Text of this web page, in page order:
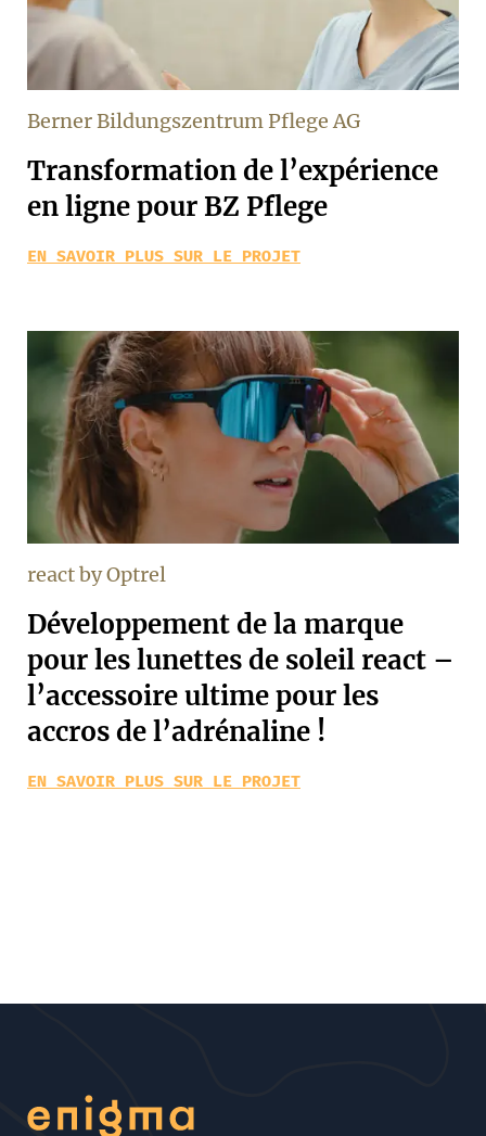
Berner Bildungszentrum Pflege AG
Transformation de l’expérience
en ligne pour BZ Pflege
EN SAVOIR PLUS SUR LE PROJET
react by Optrel
Développement de la marque
pour les lunettes de soleil react –
l’accessoire ultime pour les
accros de l’adrénaline !
EN SAVOIR PLUS SUR LE PROJET